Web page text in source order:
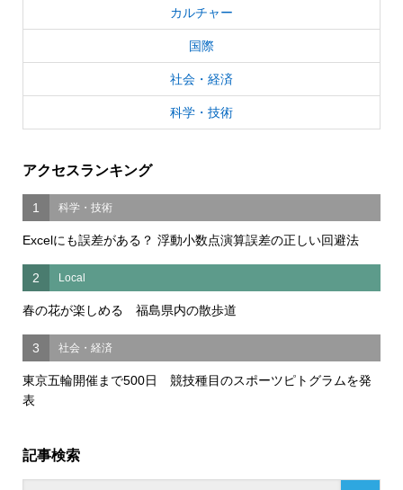
カルチャー
国際
社会・経済
科学・技術
アクセスランキング
1 科学・技術
Excelにも誤差がある？ 浮動小数点演算誤差の正しい回避法
2 Local
春の花が楽しめる 福島県内の散歩道
3 社会・経済
東京五輪開催まで500日 競技種目のスポーツピトグラムを発
表
記事検索